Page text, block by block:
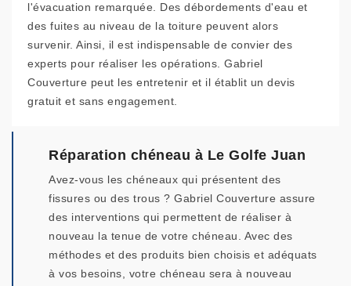
l'évacuation remarquée. Des débordements d'eau et
des fuites au niveau de la toiture peuvent alors
survenir. Ainsi, il est indispensable de convier des
experts pour réaliser les opérations. Gabriel
Couverture peut les entretenir et il établit un devis
gratuit et sans engagement.
Réparation chéneau à Le Golfe Juan
Avez-vous les chéneaux qui présentent des
fissures ou des trous ? Gabriel Couverture assure
des interventions qui permettent de réaliser à
nouveau la tenue de votre chéneau. Avec des
méthodes et des produits bien choisis et adéquats
à vos besoins, votre chéneau sera à nouveau